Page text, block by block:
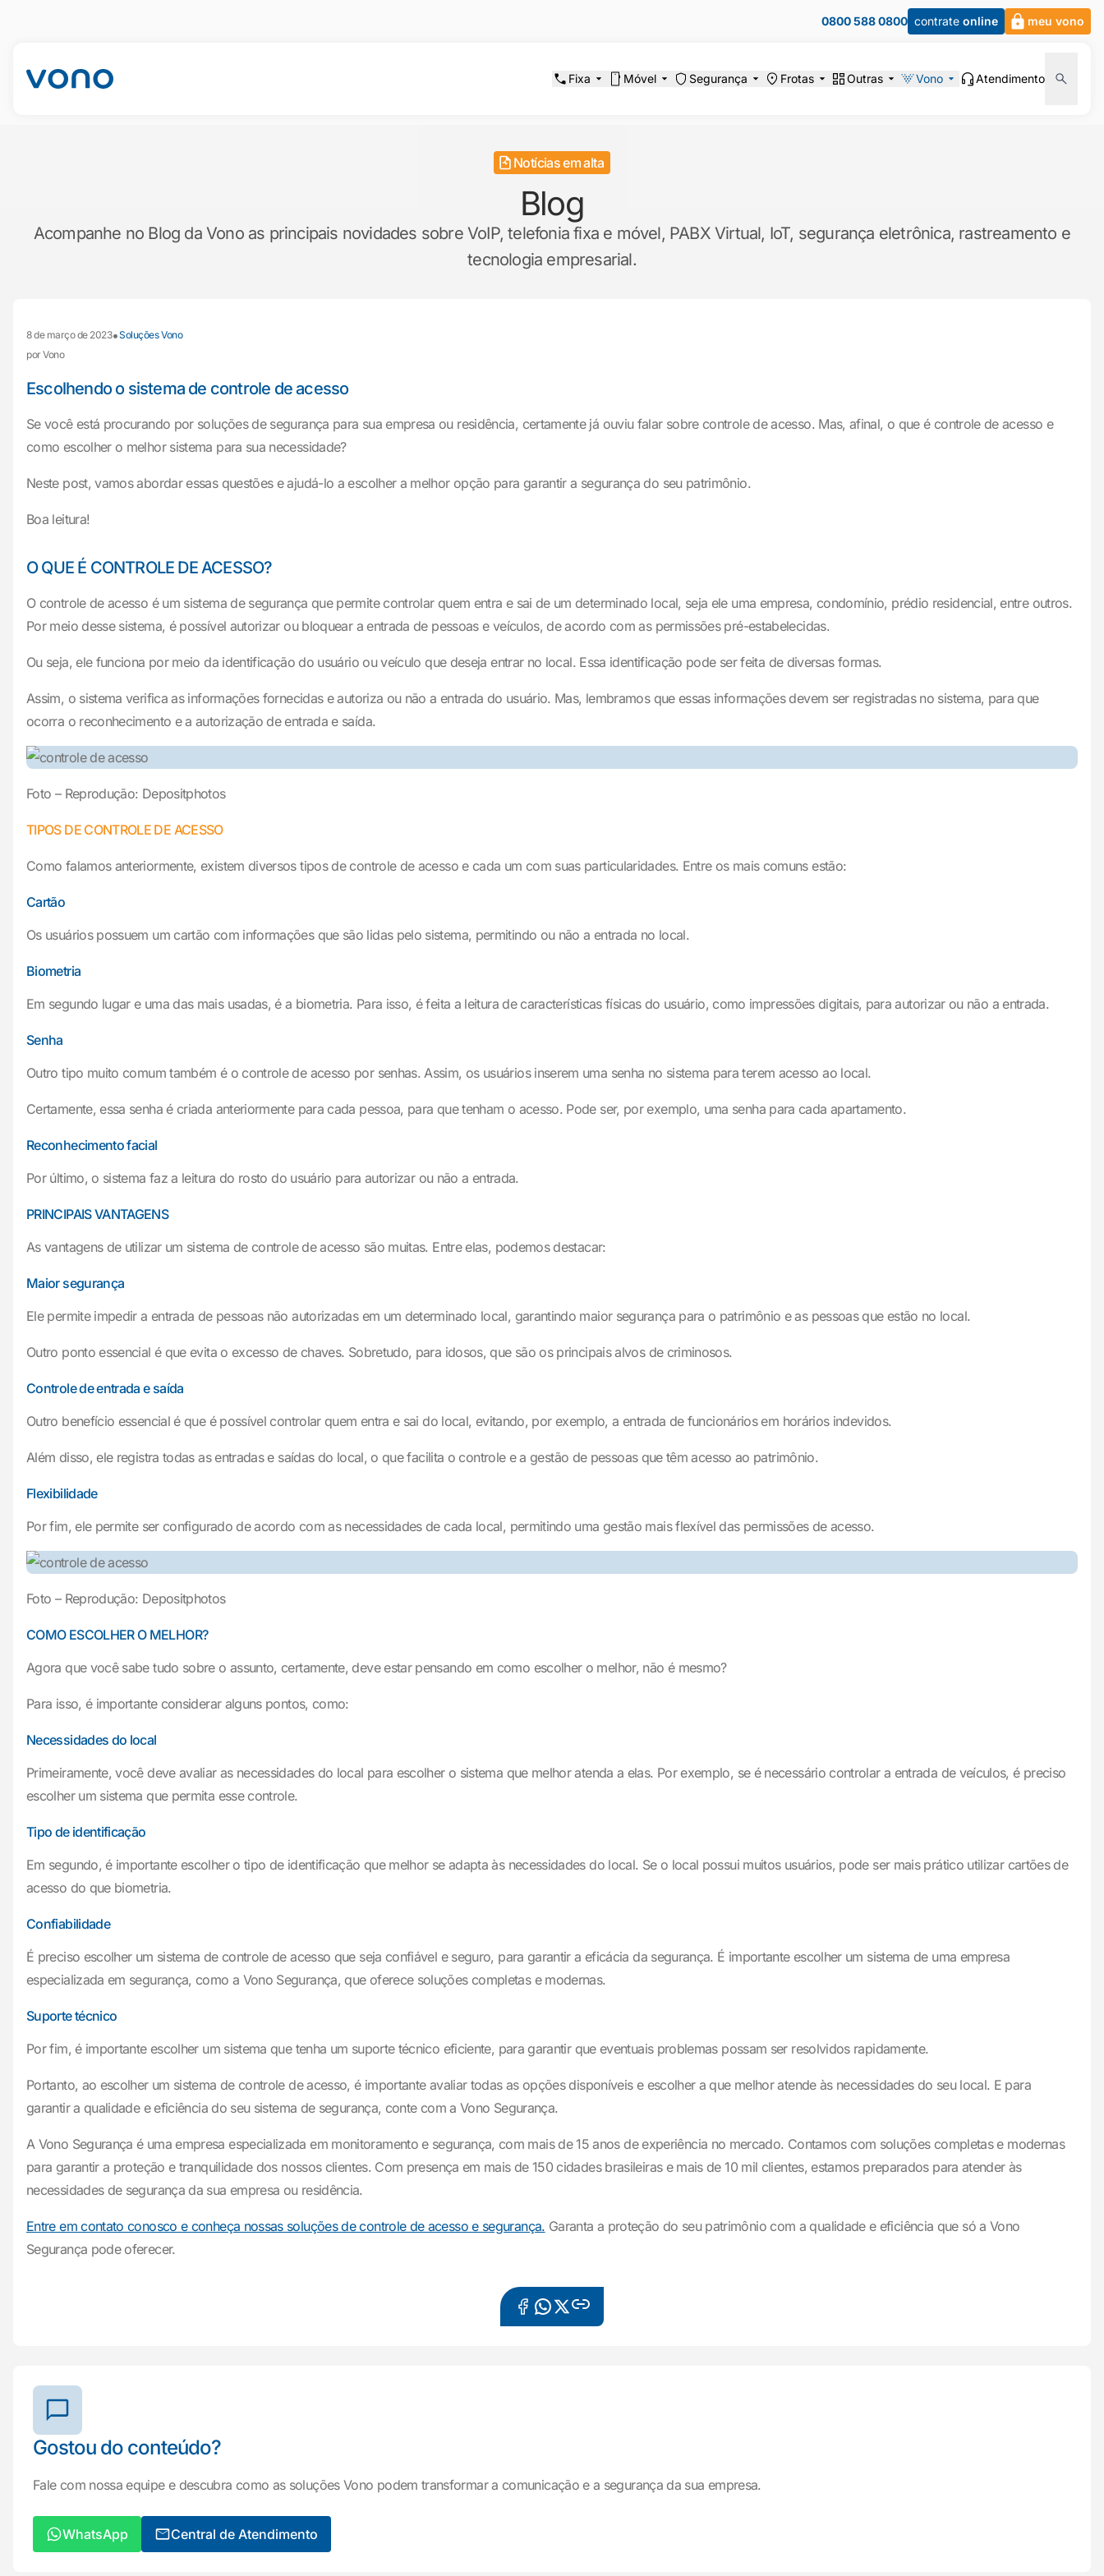
0800 588 0800 contrate online meu vono
Fixa Móvel Segurança Frotas Outras Vono Atendimento
Notícias em alta
Blog
Acompanhe no Blog da Vono as principais novidades sobre VoIP, telefonia fixa e móvel, PABX Virtual, IoT, segurança eletrônica, rastreamento e
tecnologia empresarial.
8 de março de 2023•Soluções Vono
por Vono
Escolhendo o sistema de controle de acesso
Se você está procurando por soluções de segurança para sua empresa ou residência, certamente já ouviu falar sobre controle de acesso. Mas, afinal, o que é controle de acesso e
como escolher o melhor sistema para sua necessidade?
Neste post, vamos abordar essas questões e ajudá-lo a escolher a melhor opção para garantir a segurança do seu patrimônio.
Boa leitura!
O QUE É CONTROLE DE ACESSO?
O controle de acesso é um sistema de segurança que permite controlar quem entra e sai de um determinado local, seja ele uma empresa, condomínio, prédio residencial, entre outros.
Por meio desse sistema, é possível autorizar ou bloquear a entrada de pessoas e veículos, de acordo com as permissões pré-estabelecidas.
Ou seja, ele funciona por meio da identificação do usuário ou veículo que deseja entrar no local. Essa identificação pode ser feita de diversas formas.
Assim, o sistema verifica as informações fornecidas e autoriza ou não a entrada do usuário. Mas, lembramos que essas informações devem ser registradas no sistema, para que
ocorra o reconhecimento e a autorização de entrada e saída.
Foto – Reprodução: Depositphotos
TIPOS DE CONTROLE DE ACESSO
Como falamos anteriormente, existem diversos tipos de controle de acesso e cada um com suas particularidades. Entre os mais comuns estão:
Cartão
Os usuários possuem um cartão com informações que são lidas pelo sistema, permitindo ou não a entrada no local.
Biometria
Em segundo lugar e uma das mais usadas, é a biometria. Para isso, é feita a leitura de características físicas do usuário, como impressões digitais, para autorizar ou não a entrada.
Senha
Outro tipo muito comum também é o controle de acesso por senhas. Assim, os usuários inserem uma senha no sistema para terem acesso ao local.
Certamente, essa senha é criada anteriormente para cada pessoa, para que tenham o acesso. Pode ser, por exemplo, uma senha para cada apartamento.
Reconhecimento facial
Por último, o sistema faz a leitura do rosto do usuário para autorizar ou não a entrada.
PRINCIPAIS VANTAGENS
As vantagens de utilizar um sistema de controle de acesso são muitas. Entre elas, podemos destacar:
Maior segurança
Ele permite impedir a entrada de pessoas não autorizadas em um determinado local, garantindo maior segurança para o patrimônio e as pessoas que estão no local.
Outro ponto essencial é que evita o excesso de chaves. Sobretudo, para idosos, que são os principais alvos de criminosos.
Controle de entrada e saída
Outro benefício essencial é que é possível controlar quem entra e sai do local, evitando, por exemplo, a entrada de funcionários em horários indevidos.
Além disso, ele registra todas as entradas e saídas do local, o que facilita o controle e a gestão de pessoas que têm acesso ao patrimônio.
Flexibilidade
Por fim, ele permite ser configurado de acordo com as necessidades de cada local, permitindo uma gestão mais flexível das permissões de acesso.
Foto – Reprodução: Depositphotos
COMO ESCOLHER O MELHOR?
Agora que você sabe tudo sobre o assunto, certamente, deve estar pensando em como escolher o melhor, não é mesmo?
Para isso, é importante considerar alguns pontos, como:
Necessidades do local
Primeiramente, você deve avaliar as necessidades do local para escolher o sistema que melhor atenda a elas. Por exemplo, se é necessário controlar a entrada de veículos, é preciso
escolher um sistema que permita esse controle.
Tipo de identificação
Em segundo, é importante escolher o tipo de identificação que melhor se adapta às necessidades do local. Se o local possui muitos usuários, pode ser mais prático utilizar cartões de
acesso do que biometria.
Confiabilidade
É preciso escolher um sistema de controle de acesso que seja confiável e seguro, para garantir a eficácia da segurança. É importante escolher um sistema de uma empresa
especializada em segurança, como a Vono Segurança, que oferece soluções completas e modernas.
Suporte técnico
Por fim, é importante escolher um sistema que tenha um suporte técnico eficiente, para garantir que eventuais problemas possam ser resolvidos rapidamente.
Portanto, ao escolher um sistema de controle de acesso, é importante avaliar todas as opções disponíveis e escolher a que melhor atende às necessidades do seu local. E para
garantir a qualidade e eficiência do seu sistema de segurança, conte com a Vono Segurança.
A Vono Segurança é uma empresa especializada em monitoramento e segurança, com mais de 15 anos de experiência no mercado. Contamos com soluções completas e modernas
para garantir a proteção e tranquilidade dos nossos clientes. Com presença em mais de 150 cidades brasileiras e mais de 10 mil clientes, estamos preparados para atender às
necessidades de segurança da sua empresa ou residência.
Entre em contato conosco e conheça nossas soluções de controle de acesso e segurança. Garanta a proteção do seu patrimônio com a qualidade e eficiência que só a Vono
Segurança pode oferecer.
Gostou do conteúdo?
Fale com nossa equipe e descubra como as soluções Vono podem transformar a comunicação e a segurança da sua empresa.
WhatsApp Central de Atendimento